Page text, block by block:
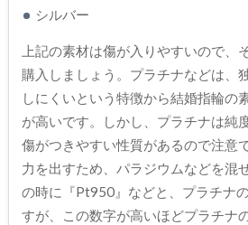
シルバー
上記の素材は傷が入りやすいので、
購入しましょう。プラチナなどは、
しにくいという特徴から結婚指輪の
が高いです。しかし、プラチナは純
傷がつきやすい性質があるので注意
力を出すため、パラジウムなどを混
の時に『Pt950』などと、プラチナ
すが、この数字が高いほどプラチナ